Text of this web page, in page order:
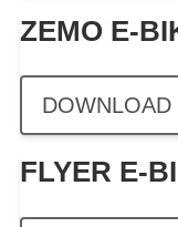
ZEMO E-
DOWNLOAD
FLYER E-